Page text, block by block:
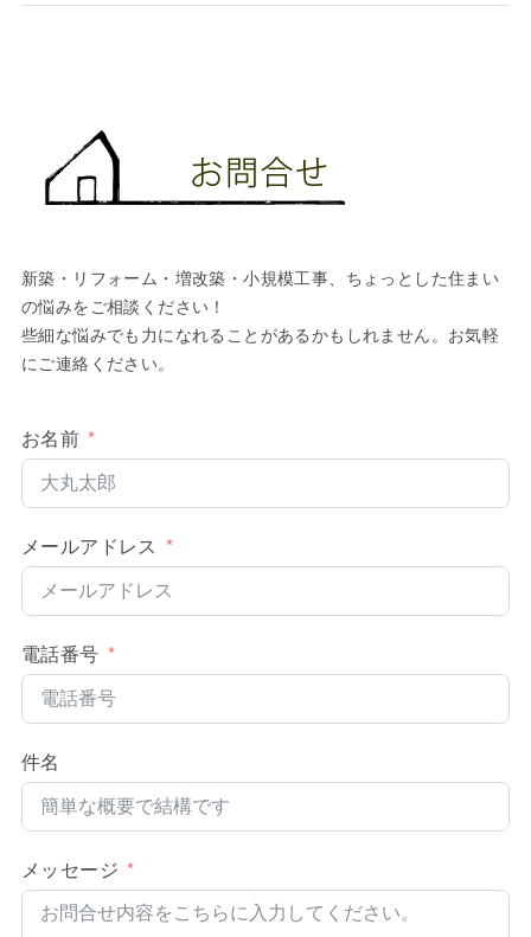
新築・リフォーム・増改築・小規模工事、ちょっとした住まい
の悩みをご相談ください！
些細な悩みでも力になれることがあるかもしれません。お気軽
にご連絡ください。
お名前
メールアドレス
電話番号
件名
メッセージ